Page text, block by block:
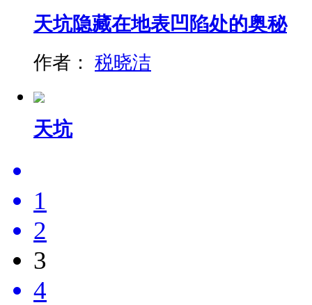
天坑隐藏在地表凹陷处的奥秘
作者： 税晓洁
天坑
1
2
3
4